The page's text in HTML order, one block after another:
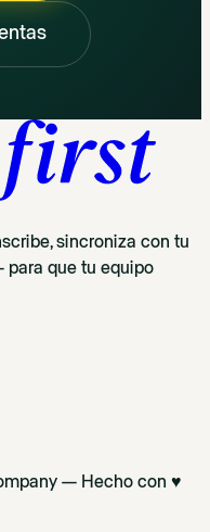
sincroniza con tu
para que tu equipo
— Hecho con ♥